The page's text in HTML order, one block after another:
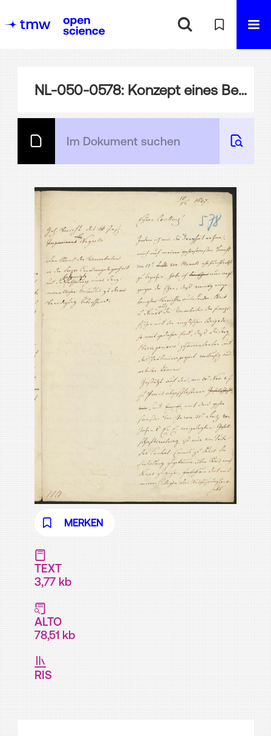
NL-050-0578: Konzept eines Berichts über den Stand der Vorarbeiten des Suezkanal-Projekts
MERKEN
TEXT
3,77 kb
ALTO
78,51 kb
RIS